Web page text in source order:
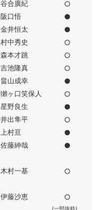
谷合廣紀
○
阪口悟
●
金井恒太
●
村中秀史
○
森本才跳
○
吉池隆真
○
畠山成幸
●
獺ヶ口笑保人
○
星野良生
●
井出隼平
○
上村亘
●
佐藤紳哉
●
木村一基
○
伊藤沙恵 ○
(一部抜粋)